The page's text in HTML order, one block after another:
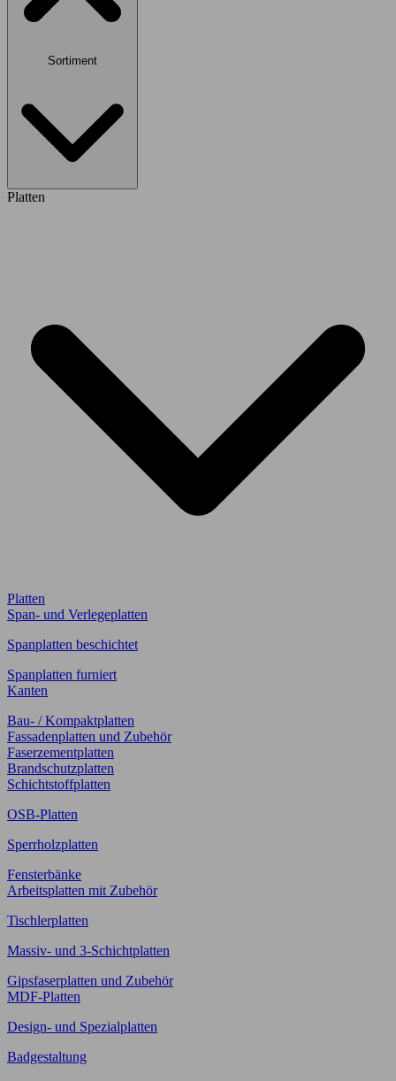
Sortiment
Platten
Platten
Span- und Verlegeplatten
Spanplatten beschichtet
Spanplatten furniert
Kanten
Bau- / Kompaktplatten
Fassadenplatten und Zubehör
Faserzementplatten
Brandschutzplatten
Schichtstoffplatten
OSB-Platten
Sperrholzplatten
Fensterbänke
Arbeitsplatten mit Zubehör
Tischlerplatten
Massiv- und 3-Schichtplatten
Gipsfaserplatten und Zubehör
MDF-Platten
Design- und Spezialplatten
Badgestaltung